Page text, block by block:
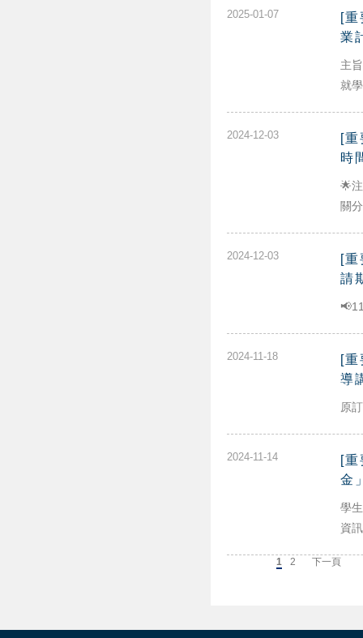
2025-01-07
[
業
主
就
2024-12-03
[
時
🌟
關
2024-12-03
[
請
2024-11-18
[
導
原
2024-11-14
[
金
學
資
1 2 下一頁